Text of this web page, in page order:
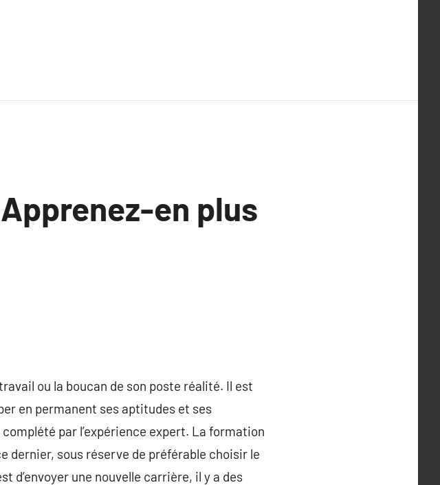
en plus
ou la boucan de son poste réalité. Il est
en permanent ses aptitudes et ses
par l’expérience expert. La formation
dernier, sous réserve de préférable choisir le
d’envoyer une nouvelle carrière, il y a des